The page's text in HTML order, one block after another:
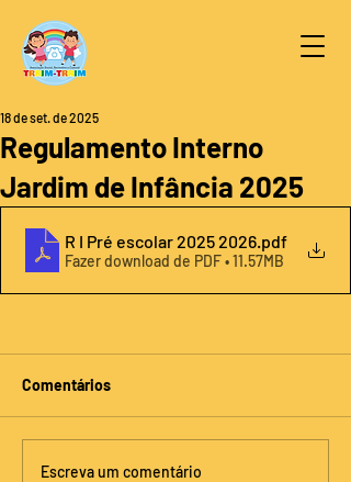
Regulamento Interno
Jardim de Infância 2025
18 de set. de 2025
R I Pré escolar 2025 2026 .pdf
Fazer download de PDF • 11.57MB
Comentários
Escreva um comentário